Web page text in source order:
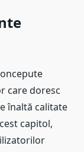
care doresc
înaltă calitate
capitol,